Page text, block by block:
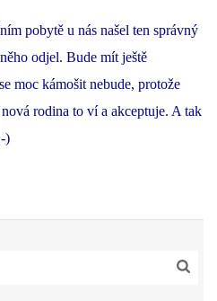
Nahoru ↑
pobytě u nás našel ten správný
odjel. Bude mít ještě
moc kámošit nebude, protože
rodina to ví a akceptuje. A tak
)